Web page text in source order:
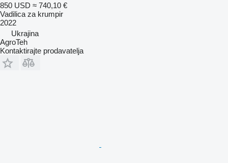
850 USD ≈ 740,10 €
Vadilica za krumpir
2022
Ukrajina
AgroTeh
Kontaktirajte prodavatelja